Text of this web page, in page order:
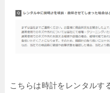
こちらは時計をレンタルす